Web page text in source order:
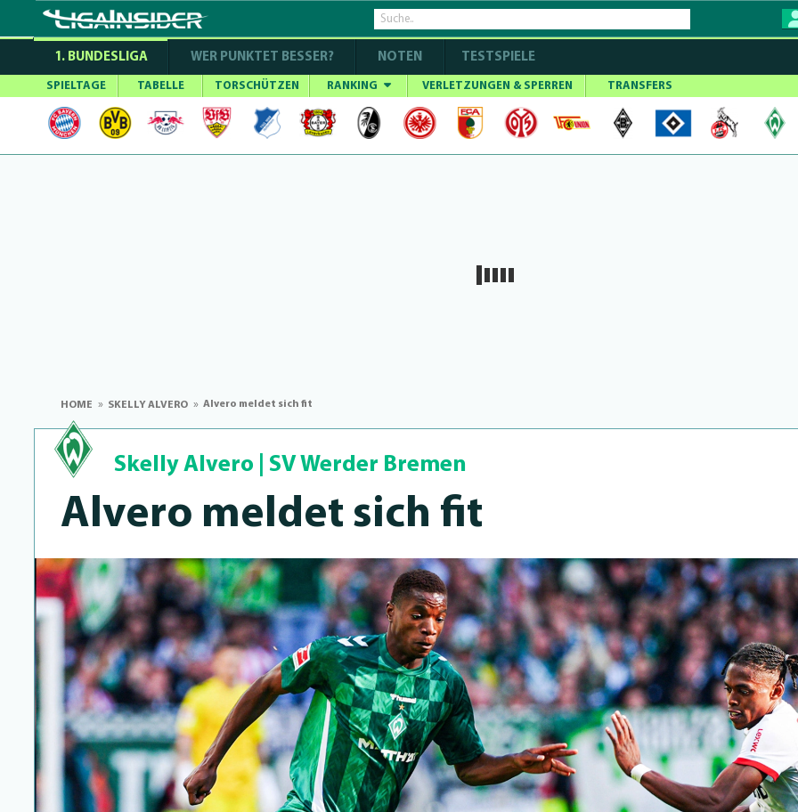
1. BUNDESLIGA WER PUNKTET BESSER? NOTEN TESTSPIELE
SPIELTAGE TABELLE TORSCHÜTZEN RANKING VERLETZUNGEN & SPERREN TRANSFERS
HOME SKELLY ALVERO Alvero meldet sich fit
Skelly Alvero SV Werder Bremen
Alvero meldet sich fit